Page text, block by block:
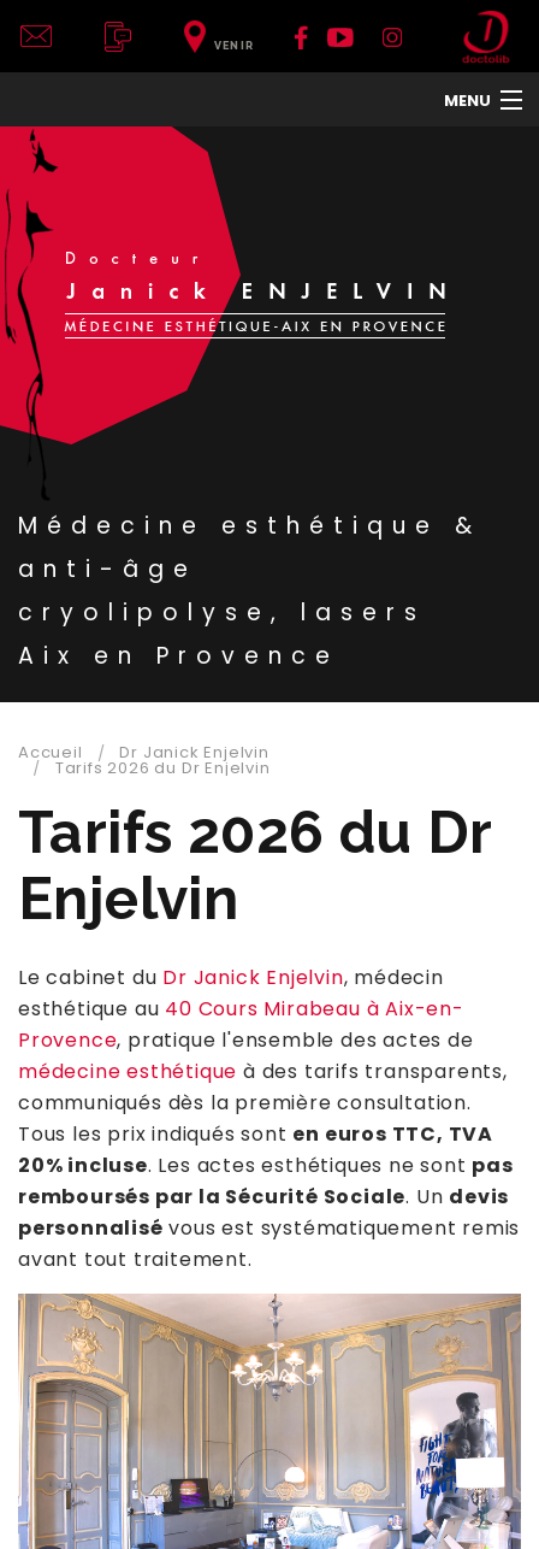
VENIR
MENU
ACCUEIL
DR JANICK ENJELVIN
LE CENTRE
VISAGE
CORPS
COU ET DÉCOLLETÉ
MAINS
TRAITEMENTS DE LA PEAU
HOMMES
TRAITEMENTS ET APPAREILS
PHOTOS
Médecine esthétique &
anti-âge
cryolipolyse, lasers
Aix en Provence
Accueil Dr Janick Enjelvin
Tarifs 2026 du Dr Enjelvin
Tarifs 2026 du Dr
Enjelvin
Le cabinet du Dr Janick Enjelvin, médecin
esthétique au 40 Cours Mirabeau à Aix-en-
Provence, pratique l'ensemble des actes de
médecine esthétique à des tarifs transparents,
communiqués dès la première consultation.
Tous les prix indiqués sont en euros TTC, TVA
20% incluse. Les actes esthétiques ne sont pas
remboursés par la Sécurité Sociale. Un devis
personnalisé vous est systématiquement remis
avant tout traitement.